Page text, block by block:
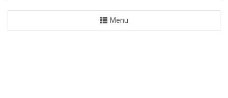
Menu